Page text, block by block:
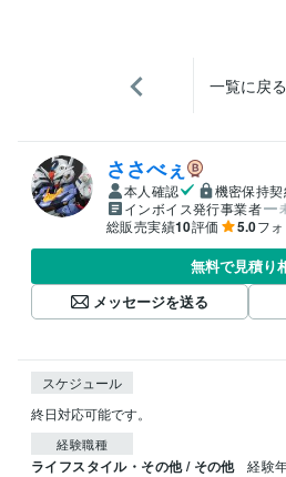
一覧に戻る
ささべぇ
本人確認
機密保持
インボイス発行事業者
総販売実績10評価 5.0フ
無料で見積り
メッセージを送る
スケジュール
終日対応可能です。
経験職種
ライフスタイル・その他 / その他 経験